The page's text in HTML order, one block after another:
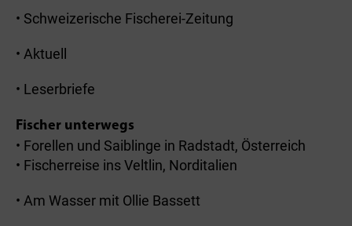
• Schweizerische Fischerei-Zeitung
• Aktuell
• Leserbriefe
Fischer unterwegs
• Forellen und Saiblinge in Radstadt, Österreich
• Fischerreise ins Veltlin, Norditalien
• Am Wasser mit Ollie Bassett